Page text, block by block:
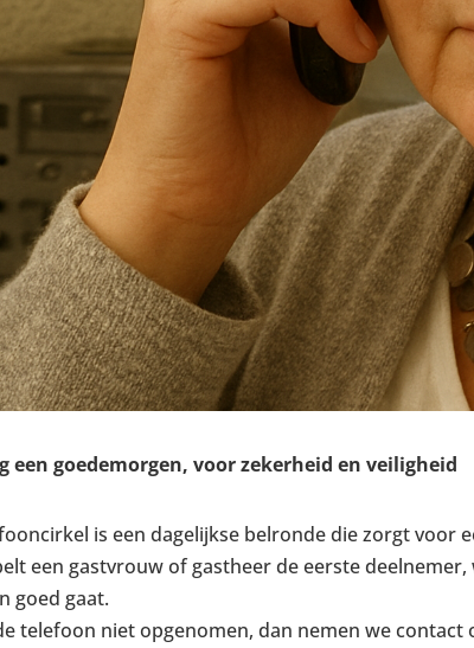
een goedemorgen, voor zekerheid en veiligheid
is een dagelijkse belronde die zorgt
een gastvrouw of gastheer de eerste
goed gaat.
telefoon niet opgenomen, dan nemen we